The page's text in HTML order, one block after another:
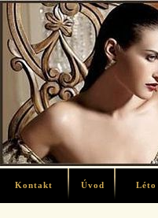
Kontakt Úvod Léto